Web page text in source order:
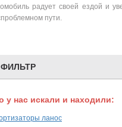
радует своей ездой и
пути.
ФИЛЬТР
у нас искали и находили:
ланос